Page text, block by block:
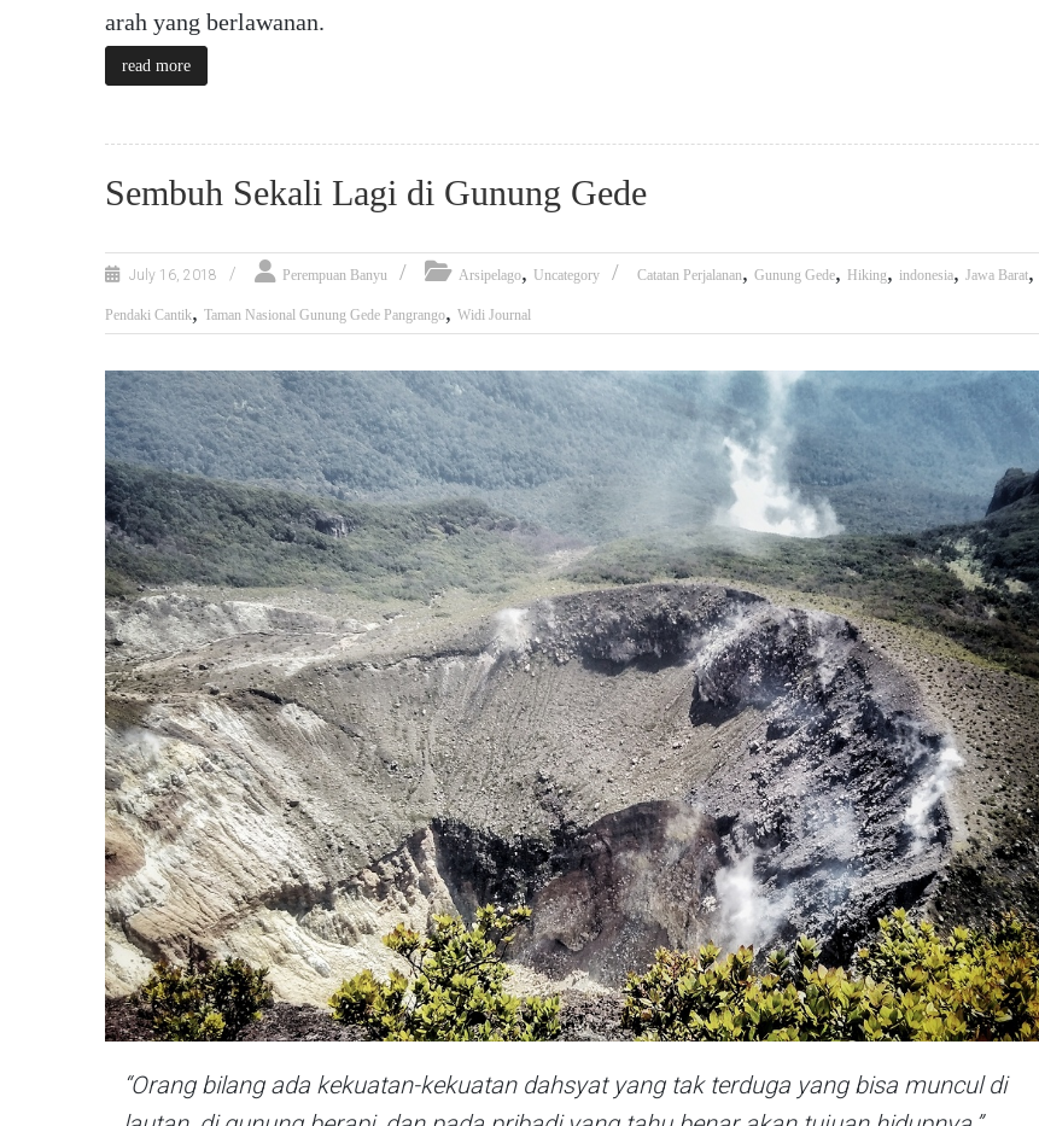
arah yang berlawanan.
read more
Sembuh Sekali Lagi di Gunung Gede
July 16, 2018 Perempuan Banyu Arsipelago, Uncategory Catatan Perjalanan, Gunung Gede, Hiking, indonesia, Jawa Barat,
Pendaki Cantik, Taman Nasional Gunung Gede Pangrango, Widi Journal
“Orang bilang ada kekuatan-kekuatan dahsyat yang tak terduga yang bisa muncul di